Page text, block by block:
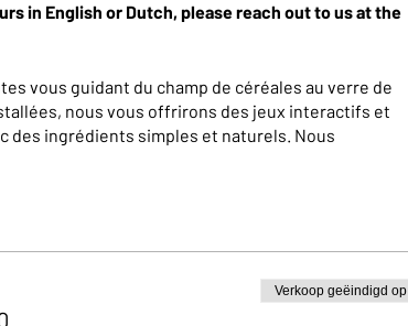
in English or Dutch, please reach out to us at the
vous guidant du champ de céréales au verre de
nous vous offrirons des jeux interactifs et
des ingrédients simples et naturels. Nous
Verkoop geëindigd op